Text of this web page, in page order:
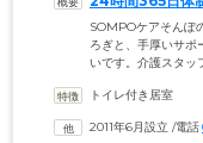
SOMPOケアそんぽ
ろぎと、手厚いサポ
いです。介護スタッ
をご用意。お部屋に
宅のように快適に暮
トイレ付き居室
2011年6月設立 /電話